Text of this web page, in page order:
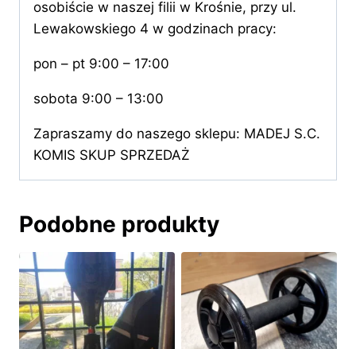
osobiście w naszej filii w Krośnie, przy ul.
Lewakowskiego 4 w godzinach pracy:
pon – pt 9:00 – 17:00
sobota 9:00 – 13:00
Zapraszamy do naszego sklepu: MADEJ S.C.
KOMIS SKUP SPRZEDAŻ
Podobne produkty